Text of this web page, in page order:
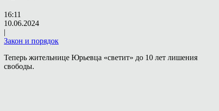
16:11
10.06.2024
|
Закон и порядок
Теперь жительнице Юрьевца «светит» до 10 лет лишения
свободы.